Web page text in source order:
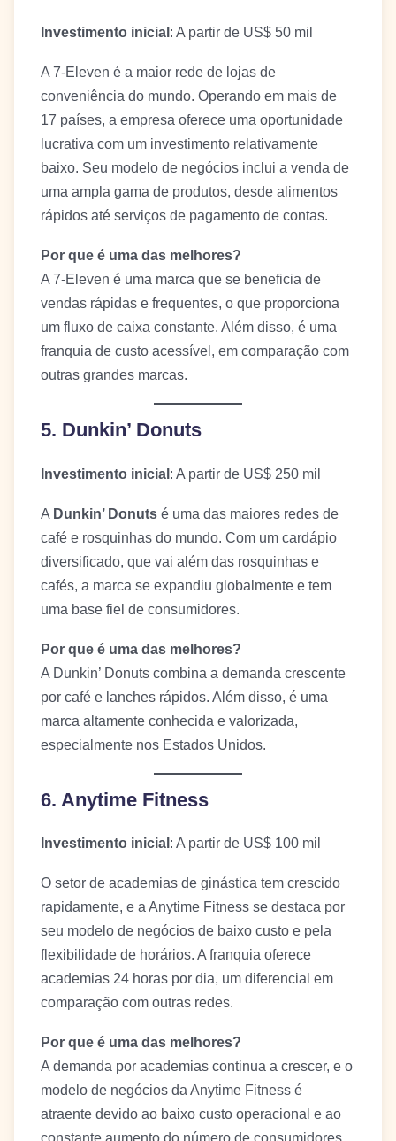
Investimento inicial : A partir de US$ 50 mil
A 7-Eleven é a maior rede de lojas de
conveniência do mundo. Operando em mais de
17 países, a empresa oferece uma oportunidade
lucrativa com um investimento relativamente
baixo. Seu modelo de negócios inclui a venda de
uma ampla gama de produtos, desde alimentos
rápidos até serviços de pagamento de contas.
Por que é uma das melhores?
A 7-Eleven é uma marca que se beneficia de
vendas rápidas e frequentes, o que proporciona
um fluxo de caixa constante. Além disso, é uma
franquia de custo acessível, em comparação com
outras grandes marcas.
5. Dunkin’ Donuts
Investimento inicial : A partir de US$ 250 mil
A Dunkin’ Donuts é uma das maiores redes de
café e rosquinhas do mundo. Com um cardápio
diversificado, que vai além das rosquinhas e
cafés, a marca se expandiu globalmente e tem
uma base fiel de consumidores.
Por que é uma das melhores?
A Dunkin’ Donuts combina a demanda crescente
por café e lanches rápidos. Além disso, é uma
marca altamente conhecida e valorizada,
especialmente nos Estados Unidos.
6. Anytime Fitness
Investimento inicial : A partir de US$ 100 mil
O setor de academias de ginástica tem crescido
rapidamente, e a Anytime Fitness se destaca por
seu modelo de negócios de baixo custo e pela
flexibilidade de horários. A franquia oferece
academias 24 horas por dia, um diferencial em
comparação com outras redes.
Por que é uma das melhores?
A demanda por academias continua a crescer, e o
modelo de negócios da Anytime Fitness é
atraente devido ao baixo custo operacional e ao